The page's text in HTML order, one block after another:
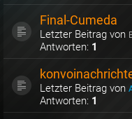
Final-Cumeda
Letzter Beitrag von
Antworten: 1
Letzter Beitrag von
Antworten: 1